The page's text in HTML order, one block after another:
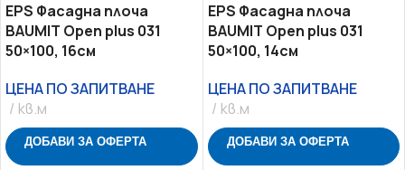
EPS Фасадна плоча
BAUMIT Open plus 031
50×100, 16см
ЦЕНА ПО ЗАПИТВАНЕ
кв.м
ДОБАВИ ЗА ОФЕРТА
EPS Фасадна плоча
BAUMIT Open plus 031
50×100, 14см
ЦЕНА ПО ЗАПИТВАНЕ
кв.м
ДОБАВИ ЗА ОФЕРТА